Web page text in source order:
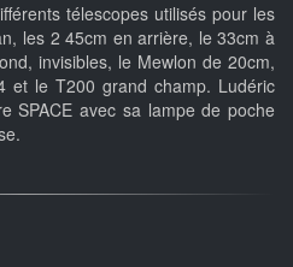
télescopes utilisés pour les
les 2 45cm en arrière, le 33cm à
invisibles, le Mewlon de 20cm,
et le T200 grand champ. Ludéric
SPACE avec sa lampe de poche